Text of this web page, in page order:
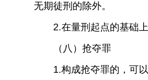
无期徒刑的除外。
2.在量刑起点的基础
（八）抢夺罪
1.构成抢夺罪的，可